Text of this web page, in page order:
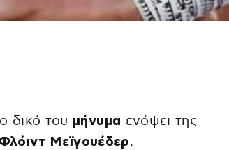
δικό του μήνυμα ενόψει της
Φλόιντ Μεϊγουέδερ.